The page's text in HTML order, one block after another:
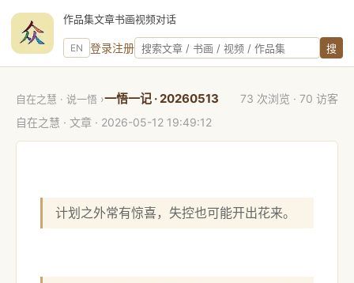
作品集文章书画视频对话
EN 登录注册站内搜索 搜
自在之慧 · 说一悟 ›一悟一记 · 20260513
73 次浏览 · 70 访客
自在之慧 · 文章 · 2026-05-12 19:49:12
计划之外常有惊喜，失控也可能开出花来。